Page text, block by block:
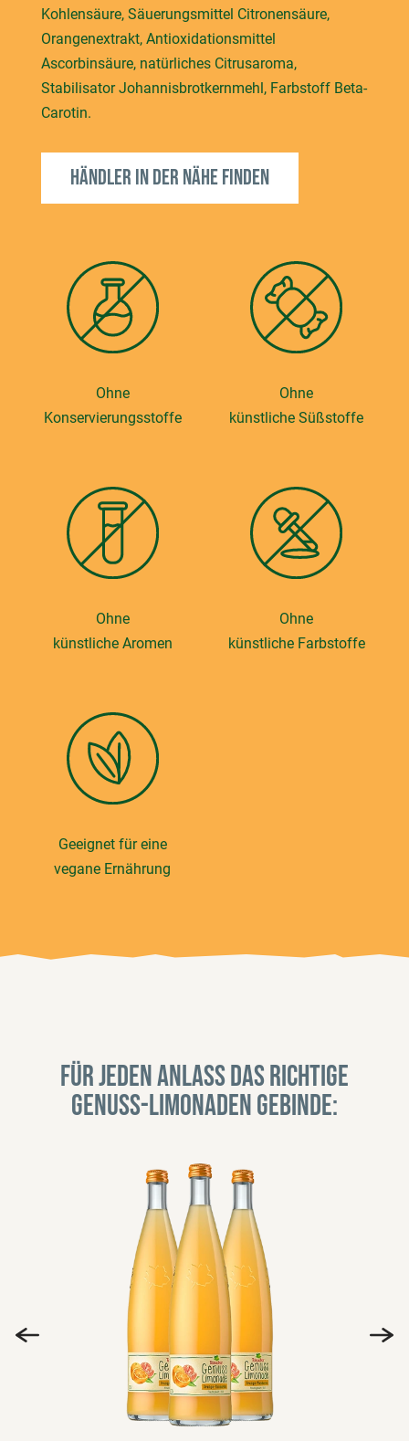
Kohlensäure, Säuerungsmittel Citronensäure,
Orangenextrakt, Antioxidationsmittel
Ascorbinsäure, natürliches Citrusaroma,
Stabilisator Johannisbrotkernmehl, Farbstoff Beta-
Carotin.
Händler in der Nähe finden
Ohne
Konservierungsstoffe
Ohne
künstliche Süßstoffe
Ohne
künstliche Aromen
Ohne
künstliche Farbstoffe
Geeignet für eine
vegane Ernährung
Für jeden Anlass das richtige
Genuss-Limonaden Gebinde: